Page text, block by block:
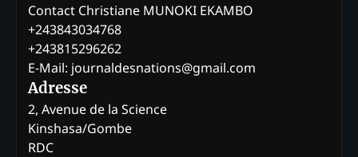
Contact Christiane MUNOKI EKAMBO
+243843034768
+243815296262
E-Mail: journaldesnations@gmail.com
Adresse
2, Avenue de la Science
Kinshasa/Gombe
RDC